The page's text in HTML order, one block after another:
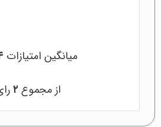
میانگین امتیازات
از مجموع ۲